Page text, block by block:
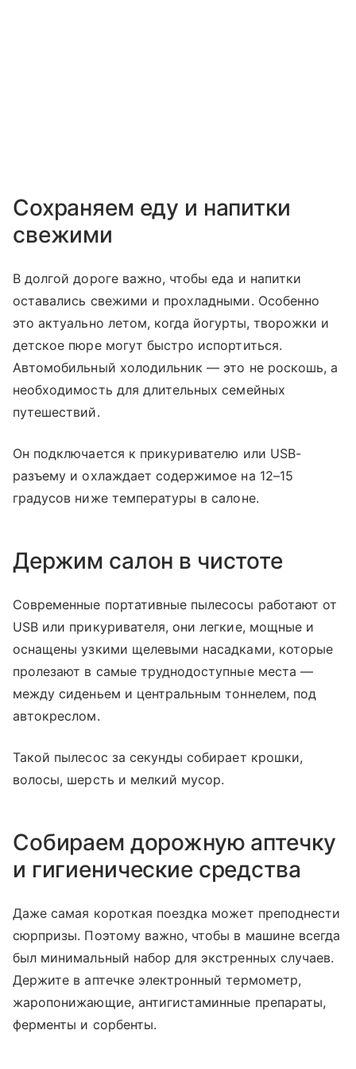
Сохраняем еду и напитки
свежими
В долгой дороге важно, чтобы еда и напитки
оставались свежими и прохладными. Особенно
это актуально летом, когда йогурты, творожки и
детское пюре могут быстро испортиться.
Автомобильный холодильник — это не роскошь, а
необходимость для длительных семейных
путешествий.
Он подключается к прикуривателю или USB-
разъему и охлаждает содержимое на 12–15
градусов ниже температуры в салоне.
Держим салон в чистоте
Современные портативные пылесосы работают от
USB или прикуривателя, они легкие, мощные и
оснащены узкими щелевыми насадками, которые
пролезают в самые труднодоступные места —
между сиденьем и центральным тоннелем, под
автокреслом.
Такой пылесос за секунды собирает крошки,
волосы, шерсть и мелкий мусор.
Собираем дорожную аптечку
и гигиенические средства
Даже самая короткая поездка может преподнести
сюрпризы. Поэтому важно, чтобы в машине всегда
был минимальный набор для экстренных случаев.
Держите в аптечке электронный термометр,
жаропонижающие, антигистаминные препараты,
ферменты и сорбенты.